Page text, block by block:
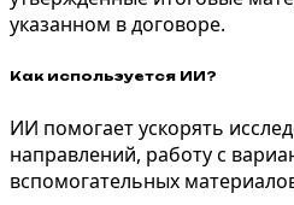
указанном в договоре.
Как используется ИИ?
ИИ помогает ускорять
направлений, работу с
вспомогательных